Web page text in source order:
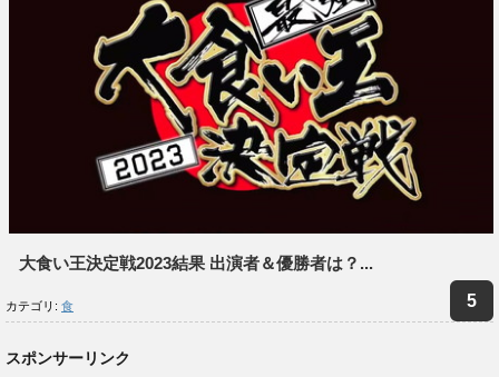
大食い王決定戦2023結果 出演者＆優勝者は？...
カテゴリ: 食
スポンサーリンク